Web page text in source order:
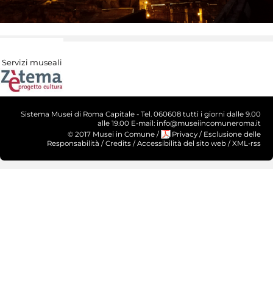
Servizi museali
Sistema Musei di Roma Capitale - Tel. 060608 tutti i giorni dalle 9.00
alle 19.00 E-mail: info@museiincomuneroma.it
© 2017 Musei in Comune / Privacy / Esclusione delle
Responsabilità / Credits / Accessibilità del sito web / XML-rss